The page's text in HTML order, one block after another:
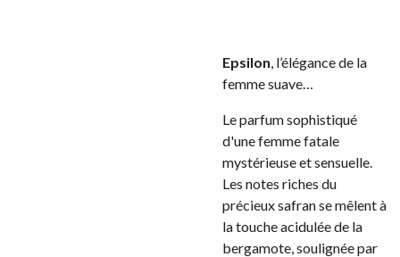
Epsilon, l’élégance de la
femme suave…
Le parfum sophistiqué
d'une femme fatale
mystérieuse et sensuelle.
Les notes riches du
précieux safran se mêlent à
la touche acidulée de la
bergamote, soulignée par